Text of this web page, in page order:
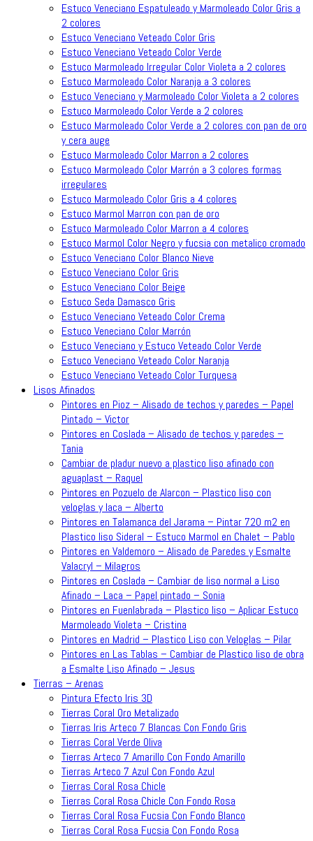
Estuco Veneciano Espatuleado y Marmoleado Color Gris a
2 colores
Estuco Veneciano Veteado Color Gris
Estuco Veneciano Veteado Color Verde
Estuco Marmoleado Irregular Color Violeta a 2 colores
Estuco Marmoleado Color Naranja a 3 colores
Estuco Veneciano y Marmoleado Color Violeta a 2 colores
Estuco Marmoleado Color Verde a 2 colores
Estuco Marmoleado Color Verde a 2 colores con pan de oro
y cera auge
Estuco Marmoleado Color Marron a 2 colores
Estuco Marmoleado Color Marrón a 3 colores formas
irregulares
Estuco Marmoleado Color Gris a 4 colores
Estuco Marmol Marron con pan de oro
Estuco Marmoleado Color Marron a 4 colores
Estuco Marmol Color Negro y fucsia con metalico cromado
Estuco Veneciano Color Blanco Nieve
Estuco Veneciano Color Gris
Estuco Veneciano Color Beige
Estuco Seda Damasco Gris
Estuco Veneciano Veteado Color Crema
Estuco Veneciano Color Marrón
Estuco Veneciano y Estuco Veteado Color Verde
Estuco Veneciano Veteado Color Naranja
Estuco Veneciano Veteado Color Turquesa
Lisos Afinados
Pintores en Pioz – Alisado de techos y paredes – Papel
Pintado – Victor
Pintores en Coslada – Alisado de techos y paredes –
Tania
Cambiar de pladur nuevo a plastico liso afinado con
aguaplast – Raquel
Pintores en Pozuelo de Alarcon – Plastico liso con
veloglas y laca – Alberto
Pintores en Talamanca del Jarama – Pintar 720 m2 en
Plastico liso Sideral – Estuco Marmol en Chalet – Pablo
Pintores en Valdemoro – Alisado de Paredes y Esmalte
Valacryl – Milagros
Pintores en Coslada – Cambiar de liso normal a Liso
Afinado – Laca – Papel pintado – Sonia
Pintores en Fuenlabrada – Plastico liso – Aplicar Estuco
Marmoleado Violeta – Cristina
Pintores en Madrid – Plastico Liso con Veloglas – Pilar
Pintores en Las Tablas – Cambiar de Plastico liso de obra
a Esmalte Liso Afinado – Jesus
Tierras – Arenas
Pintura Efecto Iris 3D
Tierras Coral Oro Metalizado
Tierras Iris Arteco 7 Blancas Con Fondo Gris
Tierras Coral Verde Oliva
Tierras Arteco 7 Amarillo Con Fondo Amarillo
Tierras Arteco 7 Azul Con Fondo Azul
Tierras Coral Rosa Chicle
Tierras Coral Rosa Chicle Con Fondo Rosa
Tierras Coral Rosa Fucsia Con Fondo Blanco
Tierras Coral Rosa Fucsia Con Fondo Rosa